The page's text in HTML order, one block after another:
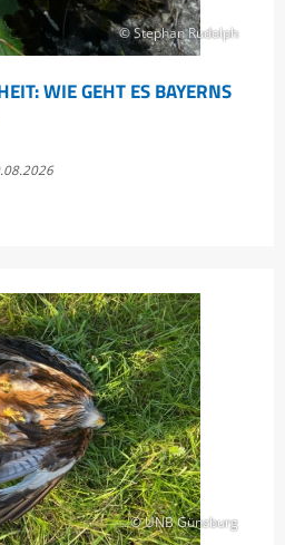
© Stephan Rudolph
WIE GEHT ES BAYERNS
© UNB Günzburg